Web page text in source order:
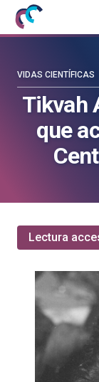
Mujeres
con
Científica
blog
Científica
Tikvah
que
VIDAS CIENTÍFICAS
Lectura